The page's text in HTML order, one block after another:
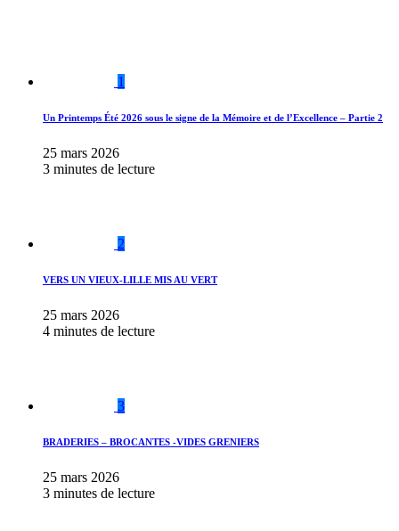
1
Un Printemps Été 2026 sous le signe de la Mémoire et de l’Excellence – Partie 2
25 mars 2026
3 minutes de lecture
2
VERS UN VIEUX-LILLE MIS AU VERT
25 mars 2026
4 minutes de lecture
3
BRADERIES – BROCANTES -VIDES GRENIERS
25 mars 2026
3 minutes de lecture